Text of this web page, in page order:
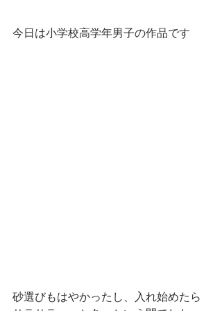
今日は小学校高学年男子の作品です
砂選びもはやかったし、入れ始めたら